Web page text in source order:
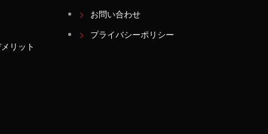
リット
お問い合わせ
プライバシーポリシー